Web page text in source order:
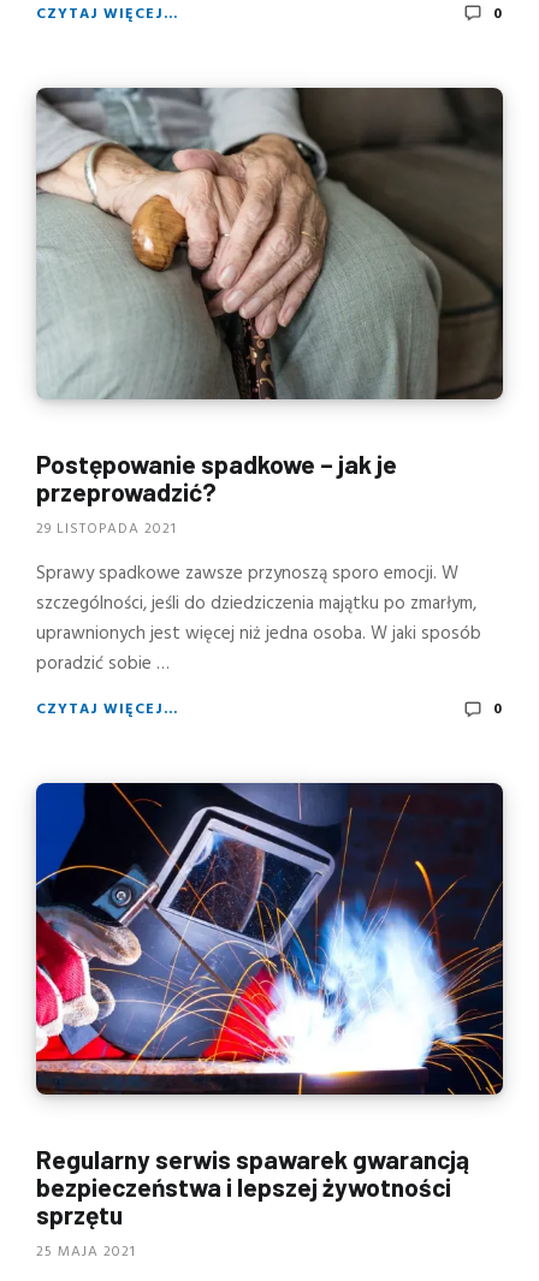
CZYTAJ WIĘCEJ... 0
Postępowanie spadkowe – jak je
przeprowadzić?
29 LISTOPADA 2021
Sprawy spadkowe zawsze przynoszą sporo emocji. W
szczególności, jeśli do dziedziczenia majątku po zmarłym,
uprawnionych jest więcej niż jedna osoba. W jaki sposób
poradzić sobie …
CZYTAJ WIĘCEJ... 0
Regularny serwis spawarek gwarancją
bezpieczeństwa i lepszej żywotności
sprzętu
25 MAJA 2021